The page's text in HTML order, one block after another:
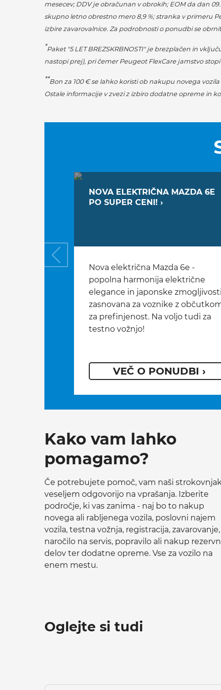
mesecev; DDV je obračunan v obrokih; EOM da dan
skupno letno obrestno mero 8,9 %; stranka v primeru
izbire zavarovalnice. Za podrobnosti o ponudbi se
*Paket "5 LET BREZSKRBNOSTI" je brezplačen in
nastopi prej), pri čemer Peugeot FlexCare jamstvo
**Bon za 100 € se lahko koristi ob nakupu novega
Ostale informacije v zvezi z izbiro dodatne opreme in
NOVA ELEKTRIČNA MAZDA 6E
PO SUPER CENI! ›
Nova električna Mazda 6e -
popolna harmonija električne
elegance in japonske
zasnovana za voznike z
za prefinjenost. Na voljo tudi za
testno vožnjo!
VEČ O PONUDBI ›
Kako vam lahko
pomagamo?
Če potrebujete pomoč, vam naši
veseljem odgovorijo na vprašanja. Izberite
področje, ki vas zanima - naj bo to nakup
novega ali rabljenega vozila, poslovni najem
vozila, testna vožnja, registracija, zavarovanje,
naročilo na servis, popravilo ali nakup
delov ter dodatne opreme. Vse za vozilo na
enem mestu.
Oglejte si tudi